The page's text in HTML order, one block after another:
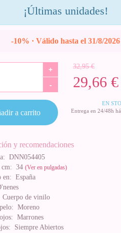
¡Últimas unidades!
-10% · Válido hasta el 31/8/2026
32,95 €
29,66 €
+
-
EN
Entrega en 24/48h
a carrito
y recomendaciones
DNN054405
34 (Ver en pulgadas)
en: España
Cuerpo de vinilo
Moreno
Marrones
Siempre Abiertos